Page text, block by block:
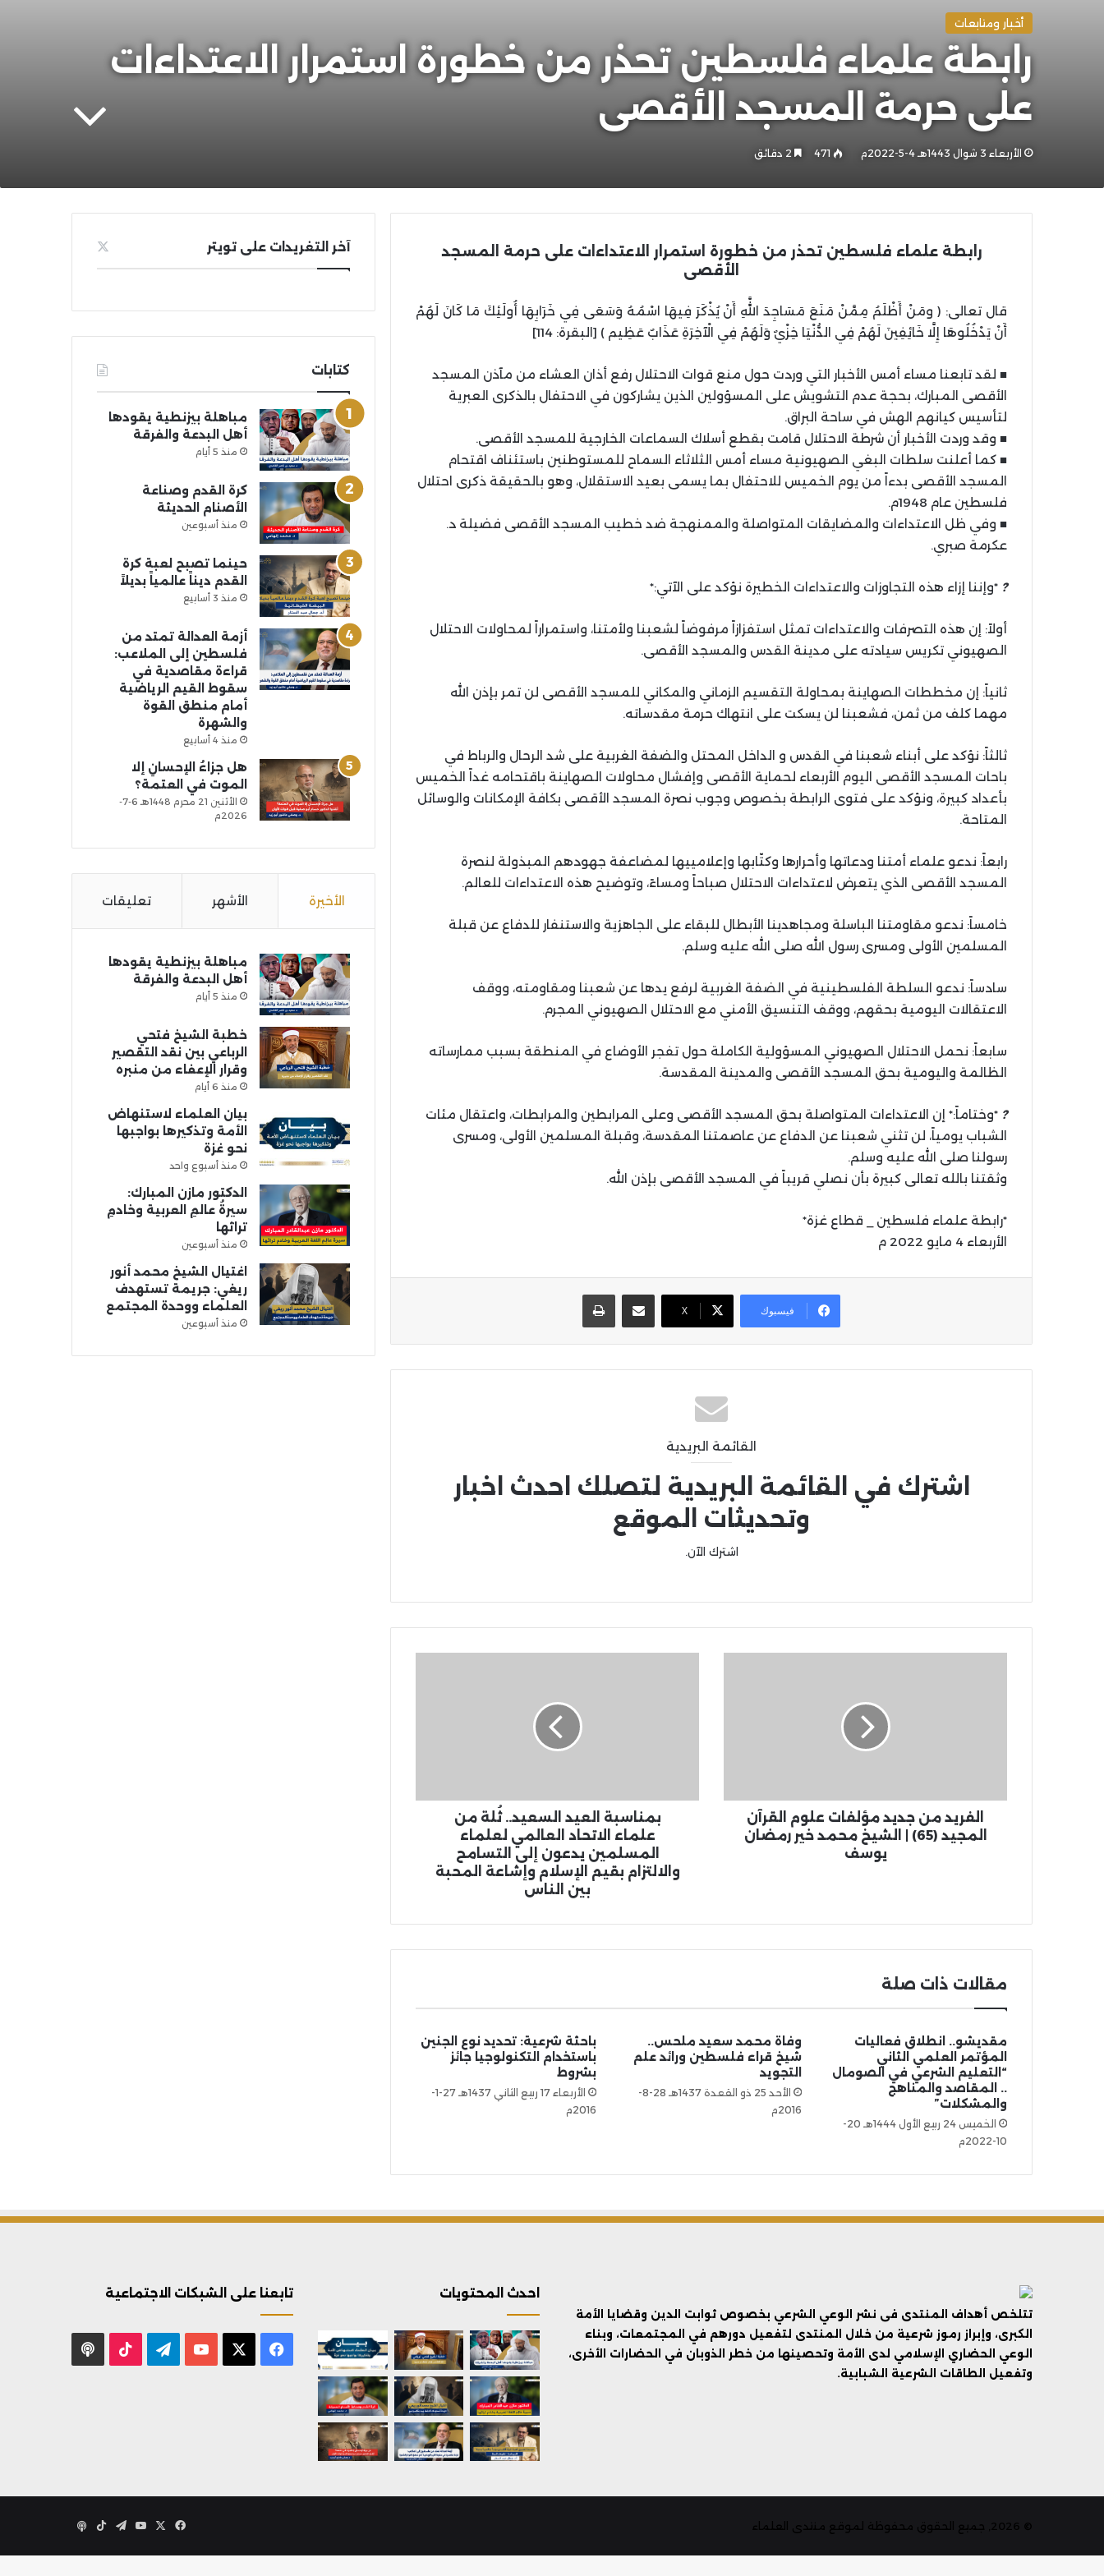
أخبار ومتابعات
رابطة علماء فلسطين تحذر من خطورة استمرار الاعتداءات
على حرمة المسجد الأقصى
الأربعاء 3 شوال 1443هـ 4-5-2022م 471
رابطة علماء فلسطين تحذر من خطورة استمرار الاعتداءات على حرمة المسجد
الأقصى
قال تعالى: ( ومَنْ أَظْلَمُ مِمَّنْ مَنَعَ مَسَاجِدَ اللَّهِ أَنْ يُذْكَرَ فِيهَا اسْمُهُ وَسَعَى فِي خَرَابِهَا أُولَئِكَ مَا كَانَ لَهُمْ
أَنْ يَدْخُلُوهَا إِلَّا خَائِفِينَ لَهُمْ فِي الدُّنْيَا خِزْيٌ وَلَهُمْ فِي الْآخِرَةِ عَذَابٌ عَظِيم ) [البقرة: 114]
■ لقد تابعنا مساء أمس الأخبار التي وردت حول منع قوات الاحتلال رفع أذان العشاء من مآذن المسجد
الأقصى المبارك، بحجة عدم التشويش على المسؤولين الذين يشاركون في الاحتفال بالذكرى العبرية
لتأسيس كيانهم الهش في ساحة البراق.
■ وقد وردت الأخبار أن شرطة الاحتلال قامت بقطع أسلاك السماعات الخارجية للمسجد الأقصى.
■ كما أعلنت سلطات البغي الصهيونية مساء أمس الثلاثاء السماح للمستوطنين باستئناف اقتحام
المسجد الأقصى بدءاً من يوم الخميس للاحتفال بما يسمى بعيد الاستقلال، وهو بالحقيقة ذكرى احتلال
فلسطين عام 1948م.
■ وفي ظل الاعتداءات والمضايقات المتواصلة والممنهجة ضد خطيب المسجد الأقصى فضيلة د.
عكرمة صبري.
? *وإننا إزاء هذه التجاوزات والاعتداءات الخطيرة نؤكد على الآتي:*
أولاً: إن ‏هذه التصرفات والاعتداءات تمثل استفزازاً مرفوضاً لشعبنا ولأمتنا، واستمراراً لمحاولات الاحتلال
الصهيوني تكريس سيادته على مدينة القدس والمسجد الأقصى.
ثانياً: إن مخططات الصهاينة بمحاولة التقسيم الزماني والمكاني للمسجد الأقصى لن تمر بإذن الله
مهما كلف من ثمن، فشعبنا لن يسكت على انتهاك حرمة مقدساته.
ثالثاً: نؤكد على أبناء شعبنا في القدس و الداخل المحتل والضفة الغربية على شد الرحال والرباط في
باحات المسجد الأقصى اليوم الأربعاء لحماية الأقصى وإفشال محاولات الصهاينة باقتحامه غداً الخميس
بأعداد كبيرة، ونؤكد على فتوى الرابطة بخصوص وجوب نصرة المسجد الأقصى بكافة الإمكانات والوسائل
المتاحة.
رابعاً: ندعو علماء أمتنا ودعاتها وأحرارها وكتّابها وإعلامييها لمضاعفة جهودهم المبذولة لنصرة
المسجد الأقصى الذي يتعرض لاعتداءات الاحتلال صباحاً ومساءً، وتوضيح هذه الاعتداءات للعالم.
خامساً: ندعو مقاومتنا الباسلة ومجاهدينا الأبطال للبقاء على الجاهزية والاستنفار للدفاع عن قبلة
المسلمين الأولى ومسرى رسول الله صلى الله عليه وسلم.
سادساً: ندعو السلطة الفلسطينية في الضفة الغربية لرفع يدها عن شعبنا ومقاومته، ووقف
الاعتقالات اليومية بحقهم، ووقف التنسيق الأمني مع الاحتلال الصهيوني المجرم.
سابعاً: نحمل الاحتلال الصهيوني المسؤولية الكاملة حول تفجر الأوضاع في المنطقة بسبب ممارساته
الظالمة واليومية بحق المسجد الأقصى والمدينة المقدسة.
? *وختاماً:* إن الاعتداءات المتواصلة بحق المسجد الأقصى وعلى المرابطين والمرابطات، واعتقال مئات
الشباب يومياً، لن تثني شعبنا عن الدفاع عن عاصمتنا المقدسة، وقبلة المسلمين الأولى، ومسرى
رسولنا صلى الله عليه وسلم.
وثقتنا بالله تعالى كبيرة بأن نصلي قريباً في المسجد الأقصى بإذن الله.
*رابطة علماء فلسطين _ قطاع غزة*
الأربعاء 4 مايو 2022 م
فيسبوك X
مشاركة عبر البريد
القائمة البريدية
اشترك في القائمة البريدية لتصلك احدث اخبار
وتحديثات الموقع
اشترك الآن.
الفريد من جديد مؤلفات علوم القرآن
المجيد (65) | الشيخ محمد خير رمضان
يوسف
بمناسبة العيد السعيد.. ثُلة من
علماء الاتحاد العالمي لعلماء
المسلمين يدعون إلى التسامح
والالتزام بقيم الإسلام وإشاعة المحبة
بين الناس
مقالات ذات صلة
مقديشو.. انطلاق فعاليات
المؤتمر العلمي الثاني
“التعليم الشرعي في الصومال
.. المقاصد والمناهج
والمشكلات”
الخميس 24 ربيع الأول 1444هـ 20-
10-2022م
وفاة محمد سعيد ملحس..
شيخ قراء فلسطين ورائد علم
التجويد
الأحد 25 ذو القعدة 1437هـ 28-8-
2016م
باحثة شرعية: تحديد نوع الجنين
باستخدام التكنولوجيا جائز
بشروط
الأربعاء 17 ربيع الثاني 1437هـ 27-1-
2016م
آخر التغريدات على تويتر
كتابات
مباهلة بيزنطية يقودها
أهل البدعة والفرقة
منذ 5 أيام
كرة القدم وصناعة
الأصنام الحديثة
منذ أسبوعين
حينما تصبح لعبة كرة
القدم ديناً عالمياً بديلاً
منذ 3 أسابيع
أزمة العدالة تمتد من
فلسطين إلى الملاعب:
قراءة مقاصدية في
سقوط القيم الرياضية
أمام منطق القوة
والشهرة
منذ 4 أسابيع
هل جزاءُ الإحسانِ إلا
الموت في العتمة؟
الأثنين 21 محرم 1448هـ 6-7-
2026م
الأخيرة الأشهر تعليقات
مباهلة بيزنطية يقودها
أهل البدعة والفرقة
منذ 5 أيام
خطبة الشيخ فتحي
الرباعي بين نقد التقصير
وقرار الإعفاء من منبره
منذ 6 أيام
بيان العلماء لاستنهاض
الأمة وتذكيرها بواجبها
نحو غزة
منذ أسبوع واحد
الدكتور مازن المبارك:
سيرةُ عالمِ العربية وخادمِ
تراثها
منذ أسبوعين
اغتيال الشيخ محمد أنور
ريغي: جريمة تستهدف
العلماء ووحدة المجتمع
منذ أسبوعين
تتلخص أهداف المنتدى فى نشر الوعي الشرعي بخصوص ثوابت الدين وقضايا الأمة
الكبرى، وإبراز رموز شرعية من خلال المنتدى لتفعيل دورهم في المجتمعات، وبناء
الوعي الحضاري الإسلامي لدى الأمة وتحصينها من خطر الذوبان في الحضارات الأخرى،
وتفعيل الطاقات الشرعية الشبابية.
احدث المحتويات تابعنا على الشبكات الاجتماعية
فيسبوك يوتيوب تيلقرام ‫TikTok
© 2026, جميع الحقوق محفوظة لموقع منتدى العلماء فيسبوك يوتيوبتيلقرام‫TikTok